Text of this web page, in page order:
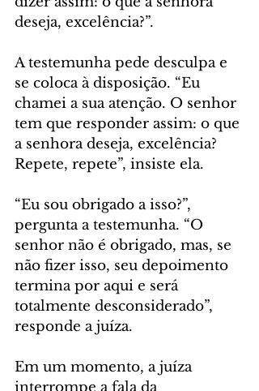
deseja, excelência?”.
A testemunha pede desculpa e
se coloca à disposição. “Eu
chamei a sua atenção. O senhor
tem que responder assim: o que
a senhora deseja, excelência?
Repete, repete”, insiste ela.
“Eu sou obrigado a isso?”,
pergunta a testemunha. “O
senhor não é obrigado, mas, se
não fizer isso, seu depoimento
termina por aqui e será
totalmente desconsiderado”,
responde a juíza.
Em um momento, a juíza
interrompe a fala da